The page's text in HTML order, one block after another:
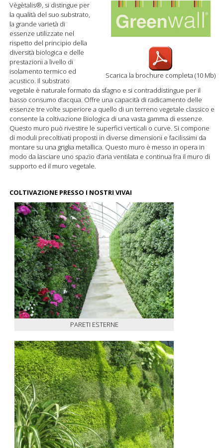
Scarica la brochure completa (10 Mb)
Vègètalis®, si distingue per
la qualità del suo substrato,
la grande varietà di
essenze utilizzate nel
rispetto del principio della
diversità biologica e delle
prestazioni a livello di
isolamento termico ed
acustico. Il substrato
vegetale è naturale formato da sfagno e si contraddistingue per il
basso consumo d’acqua. Offre una capacità di radicamento delle
essenze tre volte superiore a quello di un terreno vegetale classico e
consente la coltivazione Biologica di una vasta gamma di essenze.
Questo muro può rivestire le superfici verticali o curve. Si compone
di moduli precoltivati proposti in diverse dimensioni e facilissimi da
montare su una griglia metallica. Questo muro è messo in opera in
modo da lasciare uno spazio d’aria ventilata e continua fra il muro di
supporto ed il muro vegetale.
COLTIVAZIONE PRESSO I NOSTRI VIVAI
PARETI ESTERNE